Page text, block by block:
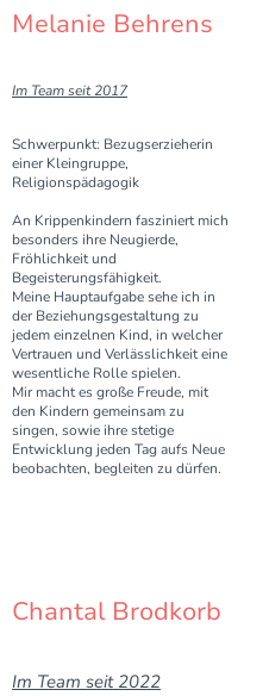
Melanie Behrens
Im Team seit 2017
Schwerpunkt: Bezugserzieherin
einer Kleingruppe,
Religionspädagogik
An Krippenkindern fasziniert mich
besonders ihre Neugierde,
Fröhlichkeit und
Begeisterungsfähigkeit.
Meine Hauptaufgabe sehe ich in
der Beziehungsgestaltung zu
jedem einzelnen Kind, in welcher
Vertrauen und Verlässlichkeit eine
wesentliche Rolle spielen.
Mir macht es große Freude, mit
den Kindern gemeinsam zu
singen, sowie ihre stetige
Entwicklung jeden Tag aufs Neue
beobachten, begleiten zu dürfen.
Chantal Brodkorb
Im Team seit 2022